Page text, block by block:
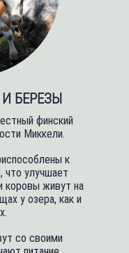
БЕРЕЗЫ
финский
Миккели.
к
что улучшает
коровы живут на
у озера, как и
со своими